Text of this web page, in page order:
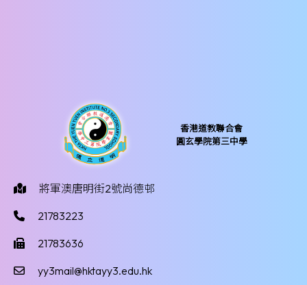
香港道教聯合會
圓玄學院第三中學
將軍澳唐明街2號尚德邨
21783223
21783636
yy3mail@hktayy3.edu.hk